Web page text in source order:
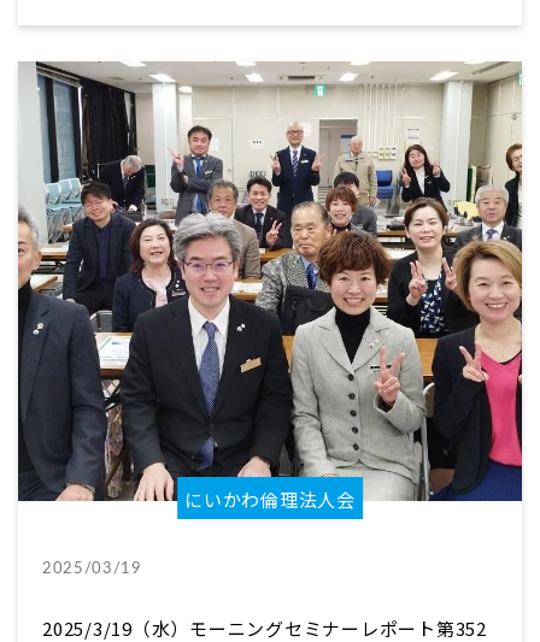
にいかわ倫理法人会
2025/03/19
2025/3/19（水）モーニングセミナーレポート第352